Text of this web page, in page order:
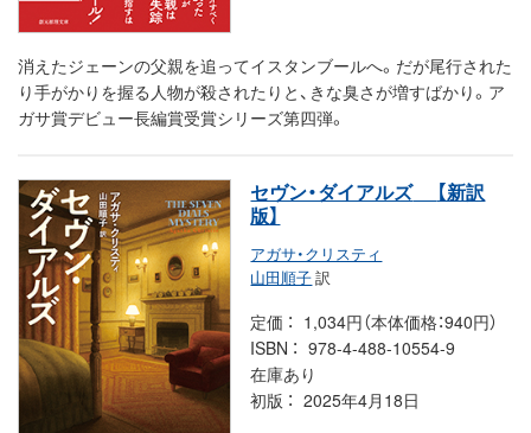
消えたジェーンの父親を追ってイスタンブールへ。だが尾行された
り手がかりを握る人物が殺されたりと、きな臭さが増すばかり。ア
ガサ賞デビュー長編賞受賞シリーズ第四弾。
セヴン・ダイアルズ
【新訳
版】
アガサ・クリスティ
山田順子訳
定価
1,034円（本体価格：940円）
ISBN
978-4-488-10554-9
在庫あり
初版
2025年4月18日